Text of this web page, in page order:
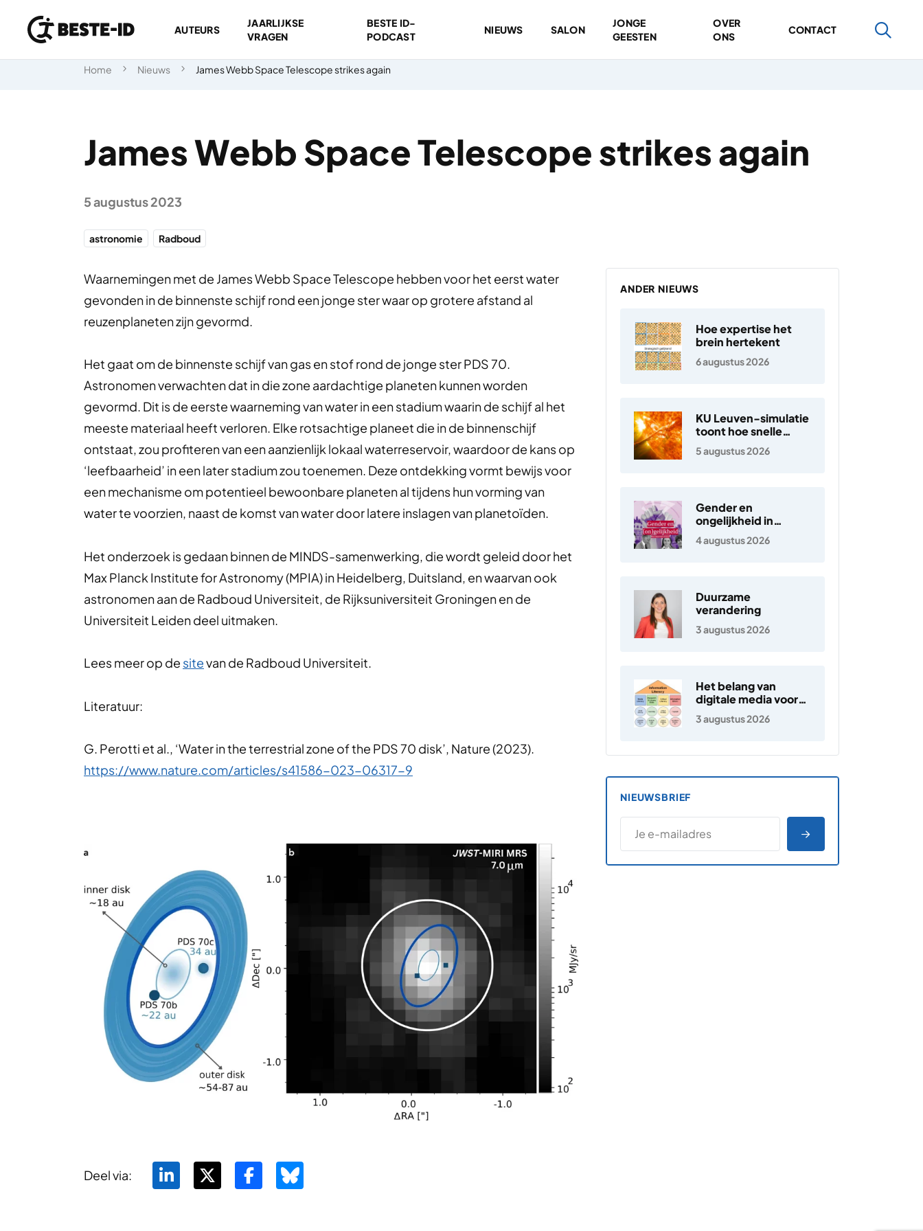
Ga naar inhoud
AUTEURS
JAARLIJKSE
VRAGEN
BESTE ID-
PODCAST
NIEUWS SALON
JONGE
GEESTEN
OVER
ONS
CONTACT
Home Nieuws James Webb Space Telescope strikes again
James Webb Space Telescope strikes again
5 augustus 2023
astronomie Radboud
Waarnemingen met de James Webb Space Telescope hebben voor het eerst water
gevonden in de binnenste schijf rond een jonge ster waar op grotere afstand al
reuzenplaneten zijn gevormd.
Het gaat om de binnenste schijf van gas en stof rond de jonge ster PDS 70.
Astronomen verwachten dat in die zone aardachtige planeten kunnen worden
gevormd. Dit is de eerste waarneming van water in een stadium waarin de schijf al het
meeste materiaal heeft verloren. Elke rotsachtige planeet die in de binnenschijf
ontstaat, zou profiteren van een aanzienlijk lokaal waterreservoir, waardoor de kans op
‘leefbaarheid’ in een later stadium zou toenemen. Deze ontdekking vormt bewijs voor
een mechanisme om potentieel bewoonbare planeten al tijdens hun vorming van
water te voorzien, naast de komst van water door latere inslagen van planetoïden.
Het onderzoek is gedaan binnen de MINDS-samenwerking, die wordt geleid door het
Max Planck Institute for Astronomy (MPIA) in Heidelberg, Duitsland, en waarvan ook
astronomen aan de Radboud Universiteit, de Rijksuniversiteit Groningen en de
Universiteit Leiden deel uitmaken.
Lees meer op de sitevan de Radboud Universiteit.
Literatuur:
G. Perotti et al., ‘Water in the terrestrial zone of the PDS 70 disk’, Nature (2023).
https://www.nature.com/articles/s41586-023-06317-9
Deel via:
ANDER NIEUWS
Hoe expertise het
brein hertekent
6 augustus 2026
KU Leuven-simulatie
toont hoe snelle
elektronen in de
zonnewind ontstaan
5 augustus 2026
Gender en
ongelijkheid in
Nederland
4 augustus 2026
Duurzame
verandering
3 augustus 2026
Het belang van
digitale media voor
jongeren
3 augustus 2026
NIEUWSBRIEF
E-MAILADRES
*
AANMELDEN